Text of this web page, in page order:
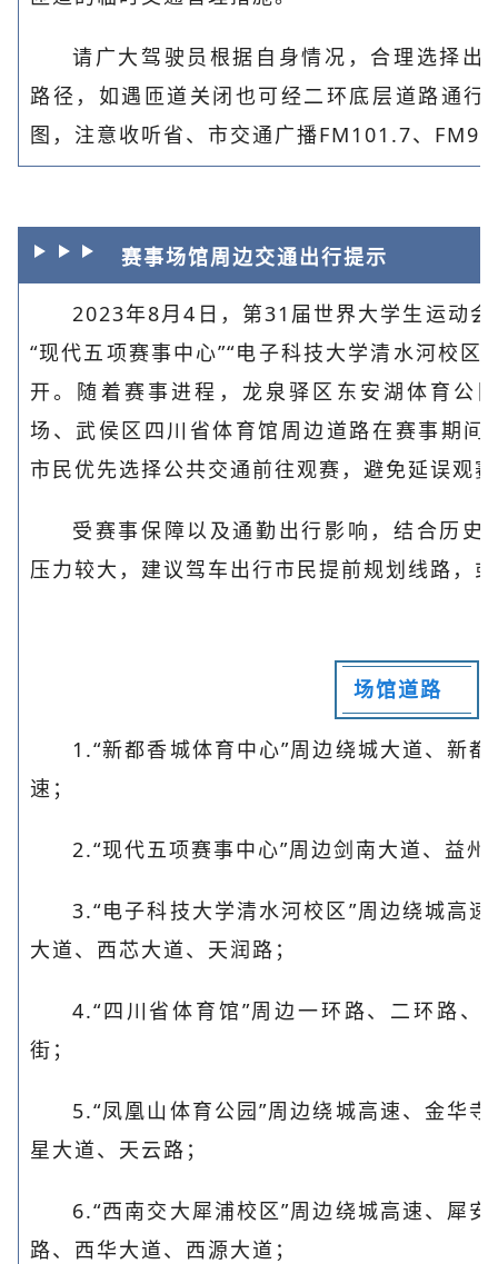
请广大驾驶员根据自身情况，合理选择出
路径，如遇匝道关闭也可经二环底层道路通
图，注意收听省、市交通广播FM101.7、
赛事场馆周边交通出行提示
2023年8月4日，第31届世界大学生运动
“现代五项赛事中心”“电子科技大学清水河校区
开。随着赛事进程，龙泉驿区东安湖体育公
场、武侯区四川省体育馆周边道路在赛事期间
市民优先选择公共交通前往观赛，避免延误观
受赛事保障以及通勤出行影响，结合历史
压力较大，建议驾车出行市民提前规划线路，
场馆道路
1.“新都香城体育中心”周边绕城大道、新
速；
2.“现代五项赛事中心”周边剑南大道、益
3.“电子科技大学清水河校区”周边绕城高
大道、西芯大道、天润路；
4.“四川省体育馆”周边一环路、二环路、
街；
5.“凤凰山体育公园”周边绕城高速、金华
星大道、天云路；
6.“西南交大犀浦校区”周边绕城高速、犀
路、西华大道、西源大道；